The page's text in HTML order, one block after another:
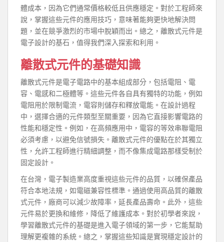
體成本，因為它們通常價格較低且供應穩定。對於工程師來
說，掌握這些元件的應用技巧，意味著能夠更快地解決問
題，並在競爭激烈的市場中脫穎而出。總之，離散式元件是
電子設計的基石，值得我們深入探索和利用。
離散式元件的基礎知識
離散式元件是電子電路中的基本組成部分，包括電阻、電
容、電感和二極體等。這些元件各自具有獨特的功能，例如
電阻用於限制電流，電容則儲存和釋放電能。在設計過程
中，選擇合適的元件類型至關重要，因為它直接影響電路的
性能和穩定性。例如，在高頻應用中，電容的等效串聯電阻
必須考慮，以避免信號損失。離散式元件的優點在於其獨立
性，允許工程師進行精細調整，而不像集成電路那樣受制於
固定設計。
在台灣，電子製造業高度重視這些元件的品質，以確保產品
符合本地法規，如電磁兼容性標準。通過使用高品質的離散
式元件，廠商可以減少故障率，延長產品壽命。此外，這些
元件易於更換和維修，降低了維護成本。對於初學者來說，
學習離散式元件的基礎是進入電子領域的第一步，它能幫助
理解更複雜的系統。總之，掌握這些知識是實現穩定設計的